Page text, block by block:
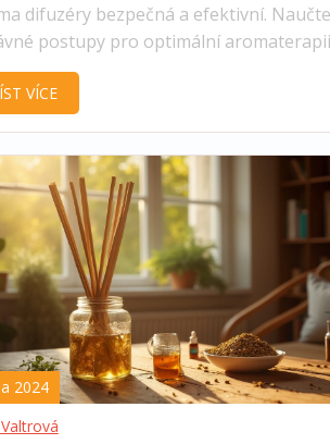
difuzéry bezpečná a efektivní.
postupy pro optimální
VÍCE
2024